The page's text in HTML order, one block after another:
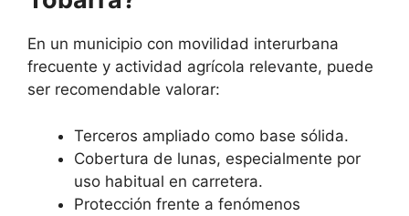
En un municipio con movilidad interurbana
frecuente y actividad agrícola relevante, puede
ser recomendable valorar:
Terceros ampliado como base sólida.
Cobertura de lunas, especialmente por
uso habitual en carretera.
Protección frente a fenómenos